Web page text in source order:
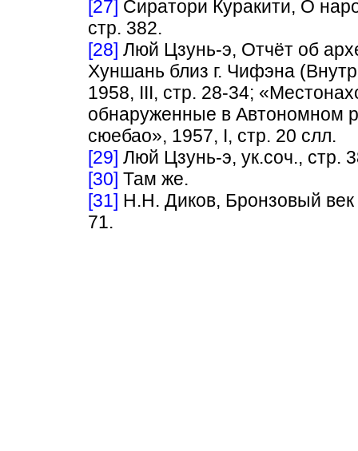
[27] Сиратори Куракити, О
стр. 382.
[28] Люй Цзунь-э, Отчёт об
Хуншань близ г. Чифэна
1958, III, стр. 28-34;
обнаруженные в Автономном
сюебао», 1957, I, стр. 20 слл.
[29] Люй Цзунь-э, ук.соч., стр.
[30] Там же.
[31] Н.Н. Диков, Бронзовый век
71.